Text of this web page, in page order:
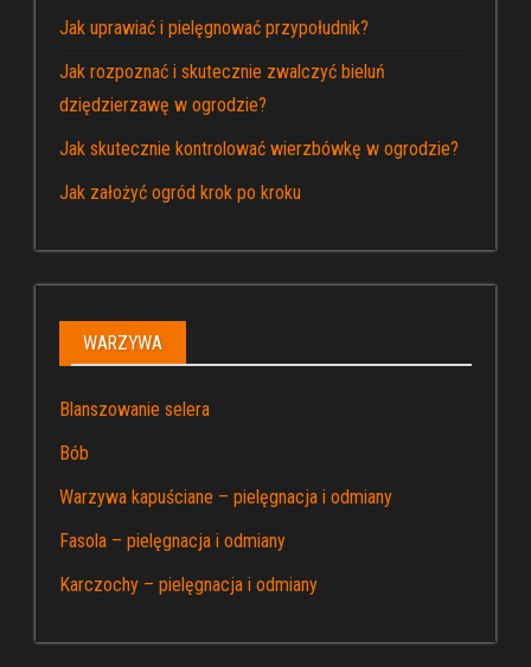
Jak uprawiać i pielęgnować przypołudnik?
Jak rozpoznać i skutecznie zwalczyć bieluń
dziędzierzawę w ogrodzie?
Jak skutecznie kontrolować wierzbówkę w ogrodzie?
Jak założyć ogród krok po kroku
WARZYWA
Blanszowanie selera
Bób
Warzywa kapuściane – pielęgnacja i odmiany
Fasola – pielęgnacja i odmiany
Karczochy – pielęgnacja i odmiany